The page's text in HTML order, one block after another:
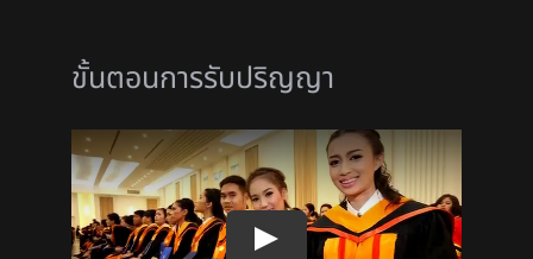
ขั้นตอนการรับปริญญา